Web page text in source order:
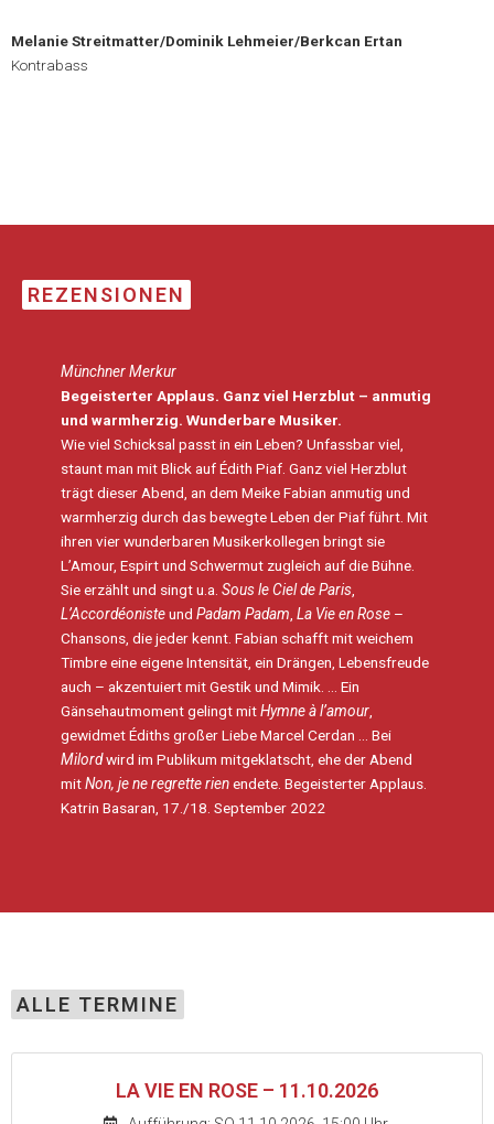
Melanie Streitmatter/Dominik Lehmeier/Berkcan Ertan
Kontrabass
REZENSIONEN
Münchner Merkur
Begeisterter Applaus. Ganz viel Herzblut – anmutig
und warmherzig. Wunderbare Musiker.
Wie viel Schicksal passt in ein Leben? Unfassbar viel,
staunt man mit Blick auf Édith Piaf. Ganz viel Herzblut
trägt dieser Abend, an dem Meike Fabian anmutig und
warmherzig durch das bewegte Leben der Piaf führt. Mit
ihren vier wunderbaren Musikerkollegen bringt sie
L’Amour, Espirt und Schwermut zugleich auf die Bühne.
Sie erzählt und singt u.a. Sous le Ciel de Paris
L’Accordéonisteund Padam Padam La Vie en Rose –
Chansons, die jeder kennt. Fabian schafft mit weichem
Timbre eine eigene Intensität, ein Drängen, Lebensfreude
auch – akzentuiert mit Gestik und Mimik. … Ein
Gänsehautmoment gelingt mitHymne à l’amour
gewidmet Édiths großer Liebe Marcel Cerdan … Bei
Milordwird im Publikum mitgeklatscht, ehe der Abend
mitNon, je ne regrette rienendete. Begeisterter Applaus.
Katrin Basaran, 17./18. September 2022
ALLE TERMINE
LA VIE EN ROSE – 11.10.2026